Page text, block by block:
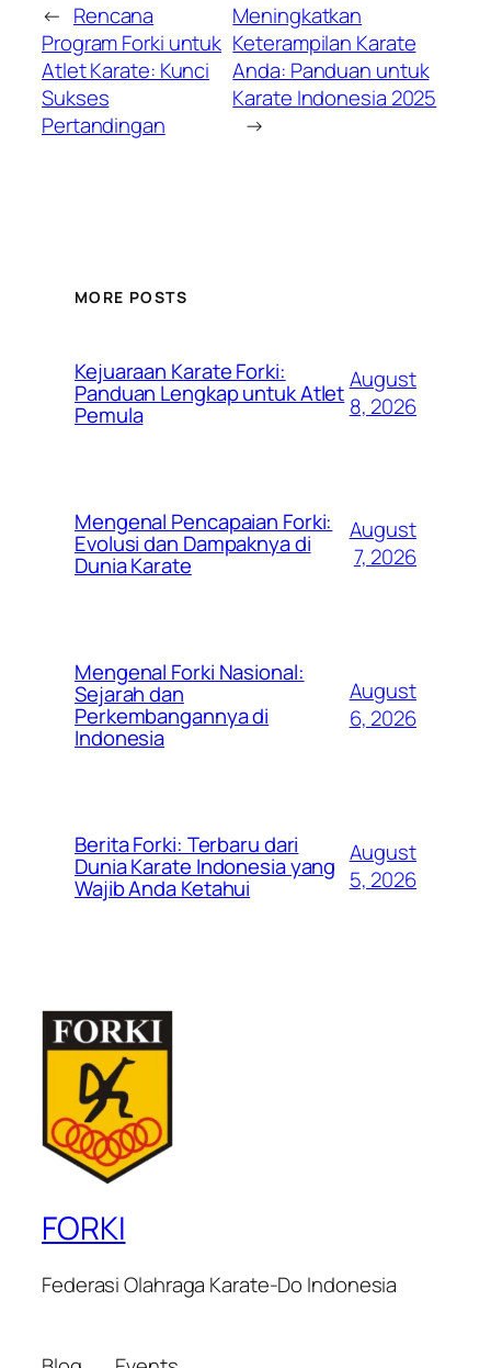
← Rencana
Program Forki untuk
Atlet Karate: Kunci
Sukses
Pertandingan
Meningkatkan
Keterampilan Karate
Anda: Panduan untuk
Karate Indonesia 2025
→
MORE POSTS
Kejuaraan Karate Forki:
Panduan Lengkap untuk Atlet
Pemula
August
8, 2026
Mengenal Pencapaian Forki:
Evolusi dan Dampaknya di
Dunia Karate
August
7, 2026
Mengenal Forki Nasional:
Sejarah dan
Perkembangannya di
Indonesia
August
6, 2026
Berita Forki: Terbaru dari
Dunia Karate Indonesia yang
Wajib Anda Ketahui
August
5, 2026
FORKI
Federasi Olahraga Karate-Do Indonesia